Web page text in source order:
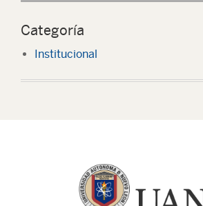
Categoría
Institucional